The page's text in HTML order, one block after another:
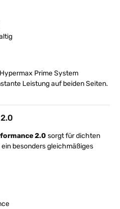
Prime System
Leistung auf beiden Seiten.
2.0 sorgt für dichten
besonders gleichmäßiges